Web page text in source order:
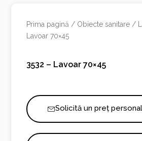
Prima pagină / Obiecte sanitare /
Lavoar 70×45
3532 – Lavoar 70×45
Solicită un preț